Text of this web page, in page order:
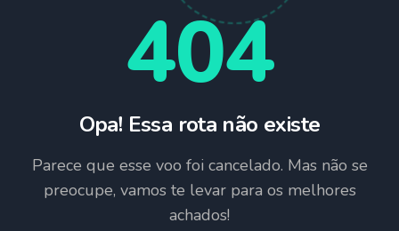
404
Opa! Essa rota não existe
Parece que esse voo foi cancelado. Mas não se
preocupe, vamos te levar para os melhores
achados!